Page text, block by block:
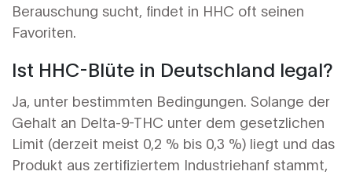
Berauschung sucht, findet in HHC oft seinen
Favoriten.
Ist HHC-Blüte in Deutschland legal?
Ja, unter bestimmten Bedingungen. Solange der
Gehalt an Delta-9-THC unter dem gesetzlichen
Limit (derzeit meist 0,2 % bis 0,3 %) liegt und das
Produkt aus zertifiziertem Industriehanf stammt,